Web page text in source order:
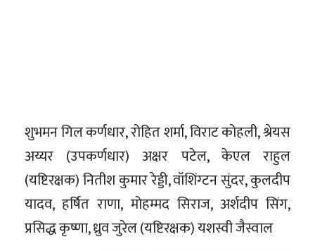
शुभमन गिल कर्णधार, रोहित शर्मा, विराट कोहली, श्रेयस
अय्यर (उपकर्णधार) अक्षर पटेल, केएल राहुल
(यष्टिरक्षक) नितीश कुमार रेड्डी, वॉशिंग्टन सुंदर, कुलदीप
यादव, हर्षित राणा, मोहम्मद सिराज, अर्शदीप सिंग,
प्रसिद्ध कृष्णा, ध्रुव जुरेल (यष्टिरक्षक) यशस्वी जैस्वाल